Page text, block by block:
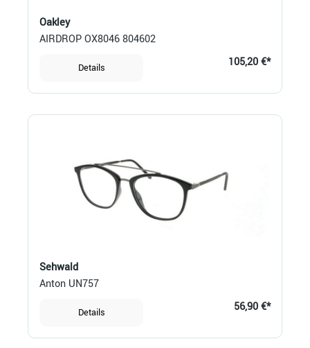
Oakley
AIRDROP OX8046 804602
Details 105,20 €*
Sehwald
Anton UN757
Details 56,90 €*